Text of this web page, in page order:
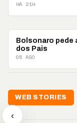
HÁ 21H
BRASIL
Bolsonaro pede
dos Pais
05 AGO
WEB STORIES
‹
🛍️ Atendimento
o diferencial nas